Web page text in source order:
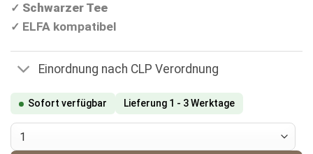
✓ Schwarzer Tee
✓ ELFA kompatibel
Einordnung nach CLP Verordnung
Sofort verfügbar Lieferung 1 - 3 Werktage
EXPOD Pro Pod Black Tea Menge